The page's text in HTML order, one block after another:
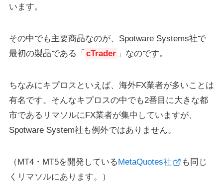
います。
その中でも主要商品なのが、Spotware Systems社で
最初の製品である「 cTrader 」なのです。
ちなみにキプロスといえば、海外FX業者が多いことは
有名です。そんなキプロスの中でも2番目に大きな都
市であるリマソルにFX業者が集中していますが、
Spotware System社も例外ではありません。
（MT4・MT5を開発している MetaQuotes社
も同じ
くリマソルにあります。）